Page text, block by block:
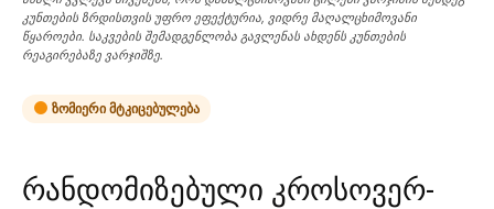
კუნთების ზრდისთვის უფრო ეფექტურია, ვიდრე მაღალცხიმოვანი
წყაროები. საკვების შემადგენლობა გავლენას ახდენს კუნთების
რეაგირებაზე ვარჯიშზე.
ზომიერი მტკიცებულება
რანდომიზებული კროსოვერ-